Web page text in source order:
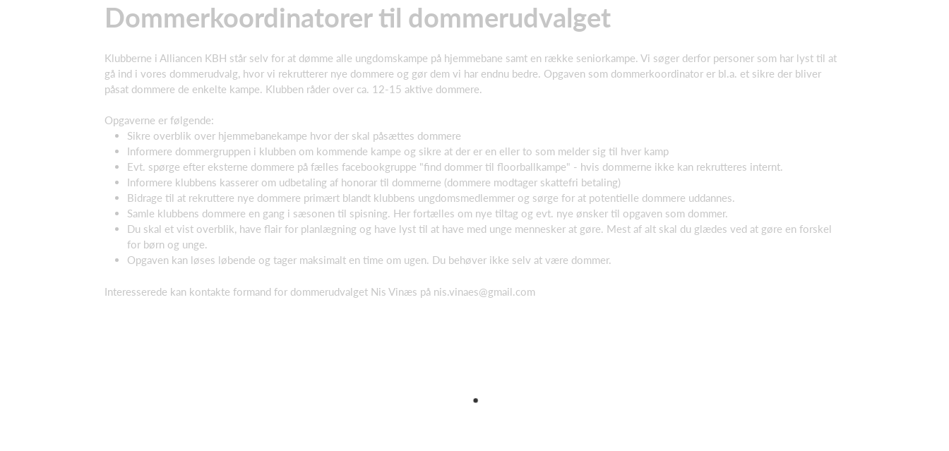
Dommerkoordinatorer til dommerudvalget
Klubberne i Alliancen KBH står selv for at dømme alle ungdomskampe på hjemmebane samt en række seniorkampe. Vi søger derfor personer som har lyst til at
gå ind i vores dommerudvalg, hvor vi rekrutterer nye dommere og gør dem vi har endnu bedre. Opgaven som dommerkoordinator er bl.a. et sikre der bliver
påsat dommere de enkelte kampe. Klubben råder over ca. 12-15 aktive dommere.
Opgaverne er følgende:
Sikre overblik over hjemmebanekampe hvor der skal påsættes dommere
Informere dommergruppen i klubben om kommende kampe og sikre at der er en eller to som melder sig til hver kamp
Evt. spørge efter eksterne dommere på fælles facebookgruppe "find dommer til floorballkampe" - hvis dommerne ikke kan rekrutteres internt.
Informere klubbens kasserer om udbetaling af honorar til dommerne (dommere modtager skattefri betaling)
Bidrage til at rekruttere nye dommere primært blandt klubbens ungdomsmedlemmer og sørge for at potentielle dommere uddannes.
Samle klubbens dommere en gang i sæsonen til spisning. Her fortælles om nye tiltag og evt. nye ønsker til opgaven som dommer.
Du skal et vist overblik, have flair for planlægning og have lyst til at have med unge mennesker at gøre. Mest af alt skal du glædes ved at gøre en forskel
for børn og unge.
Opgaven kan løses løbende og tager maksimalt en time om ugen. Du behøver ikke selv at være dommer.
Interesserede kan kontakte formand for dommerudvalget Nis Vinæs på nis.vinaes@gmail.com